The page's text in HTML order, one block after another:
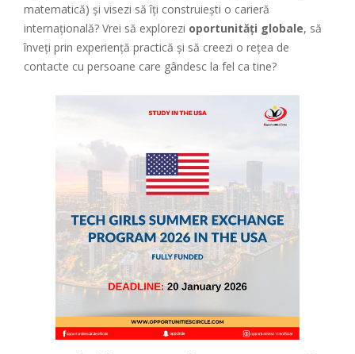
matematică) și visezi să îți construiești o carieră
internațională? Vrei să explorezi oportunități globale, să
înveți prin experiență practică și să creezi o rețea de
contacte cu persoane care gândesc la fel ca tine?